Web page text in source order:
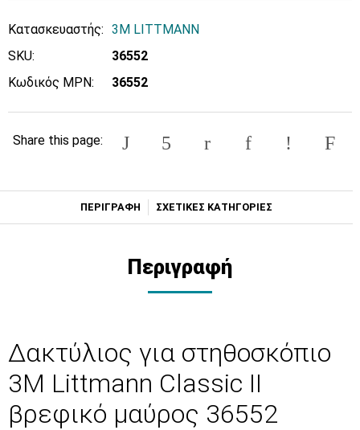
Κατασκευαστής: 3M LITTMANN
SKU:
36552
Κωδικός MPN:
36552
Share this page:
ΠΕΡΙΓΡΑΦΗ ΣΧΕΤΙΚΕΣ ΚΑΤΗΓΟΡΙΕΣ
Περιγραφή
Δακτύλιος για στηθοσκόπιο
3Μ Littmann Classic II
βρεφικό μαύρος 36552